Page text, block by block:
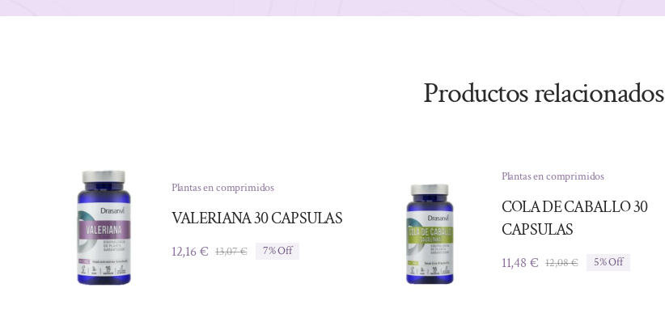
Productos relacionados
Plantas en comprimidos
VALERIANA 30 CAPSULAS
13,07€El
12,16€
El
7% Off
Plantas en comprimidos
COLA DE CABALLO 30
CAPSULAS
12,08€El
11,48 €
El
5% Off